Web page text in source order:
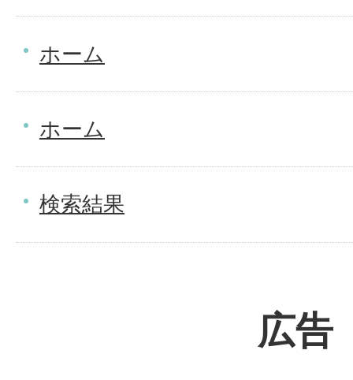
ホーム
ホーム
検索結果
広告